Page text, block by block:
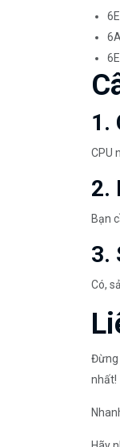
1.
CPU
2.
Bạn
3.
Có,
Đừng
nhất!